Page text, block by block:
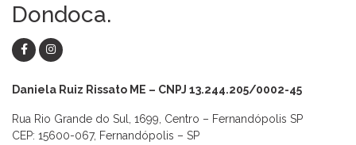
Dondoca.
Daniela Ruiz Rissato ME – CNPJ 13.244.205/0002-45
Rua Rio Grande do Sul, 1699, Centro – Fernandópolis SP
CEP: 15600-067, Fernandópolis – SP